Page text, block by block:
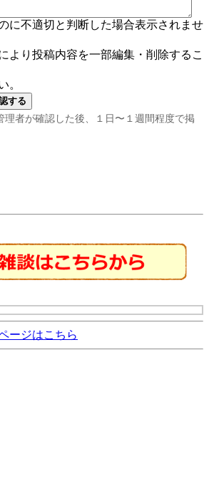
に不適切と判断した場合表示されませ
より投稿内容を一部編集・削除するこ
。
理者が確認した後、１日〜１週間程度で掲
ージはこちら